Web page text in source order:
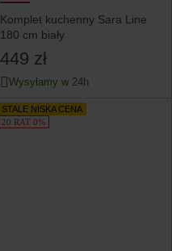
Komplet kuchenny Sara Line
180 cm biały
449 zł
Wysyłamy w 24h
STALE NISKA CENA
20 RAT 0%